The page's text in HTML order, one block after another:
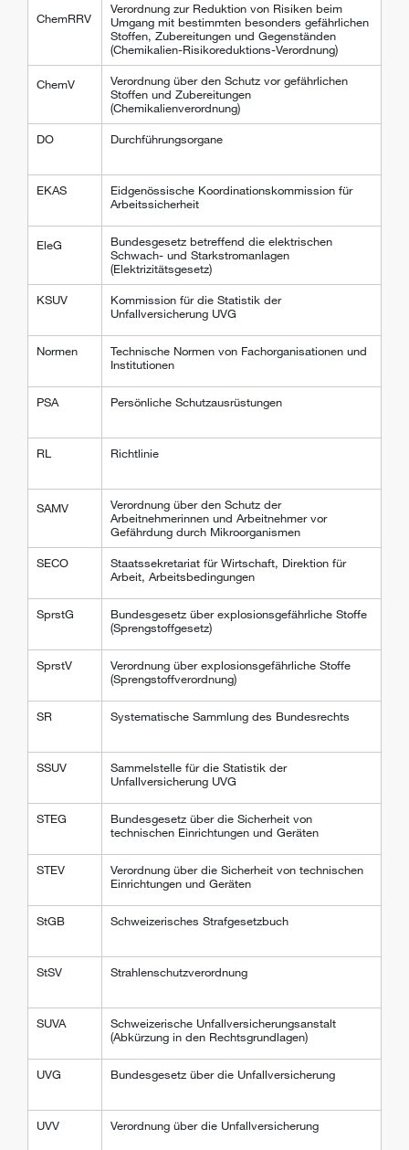
ChemRRV
Verordnung zur Reduktion von Risiken beim
Umgang mit bestimmten besonders gefährlichen
Stoffen, Zubereitungen und Gegenständen
(Chemikalien-Risikoreduktions-Verordnung)
ChemV
Verordnung über den Schutz vor gefährlichen
Stoffen und Zubereitungen
(Chemikalienverordnung)
DO Durchführungsorgane
EKAS
Eidgenössische Koordinationskommission für
Arbeitssicherheit
EleG
Bundesgesetz betreffend die elektrischen
Schwach- und Starkstromanlagen
(Elektrizitätsgesetz)
KSUV
Kommission für die Statistik der
Unfallversicherung UVG
Normen
Technische Normen von Fachorganisationen und
Institutionen
PSA Persönliche Schutzausrüstungen
RL Richtlinie
SAMV
Verordnung über den Schutz der
Arbeitnehmerinnen und Arbeitnehmer vor
Gefährdung durch Mikroorganismen
SECO
Staatssekretariat für Wirtschaft, Direktion für
Arbeit, Arbeitsbedingungen
SprstG
Bundesgesetz über explosionsgefährliche Stoffe
(Sprengstoffgesetz)
SprstV
Verordnung über explosionsgefährliche Stoffe
(Sprengstoffverordnung)
SR Systematische Sammlung des Bundesrechts
SSUV
Sammelstelle für die Statistik der
Unfallversicherung UVG
STEG
Bundesgesetz über die Sicherheit von
technischen Einrichtungen und Geräten
STEV
Verordnung über die Sicherheit von technischen
Einrichtungen und Geräten
StGB Schweizerisches Strafgesetzbuch
StSV Strahlenschutzverordnung
SUVA
Schweizerische Unfallversicherungsanstalt
(Abkürzung in den Rechtsgrundlagen)
UVG Bundesgesetz über die Unfallversicherung
UVV Verordnung über die Unfallversicherung